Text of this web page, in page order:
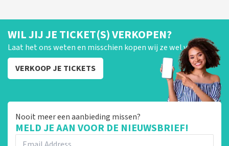
WIL JIJ JE TICKET(S) VERKOPEN?
Laat het ons weten en misschien kopen wij ze wel van je!
VERKOOP JE TICKETS
Nooit meer een aanbieding missen?
MELD JE AAN VOOR DE NIEUWSBRIEF!